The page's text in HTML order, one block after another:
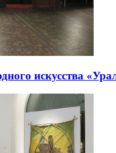
искусства